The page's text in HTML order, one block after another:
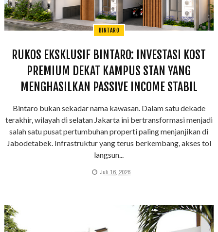
BINTARO
RUKOS EKSKLUSIF BINTARO: INVESTASI KOST
PREMIUM DEKAT KAMPUS STAN YANG
MENGHASILKAN PASSIVE INCOME STABIL
Bintaro bukan sekadar nama kawasan. Dalam satu dekade
terakhir, wilayah di selatan Jakarta ini bertransformasi menjadi
salah satu pusat pertumbuhan properti paling menjanjikan di
Jabodetabek. Infrastruktur yang terus berkembang, akses tol
langsun...
Juli 16, 2026